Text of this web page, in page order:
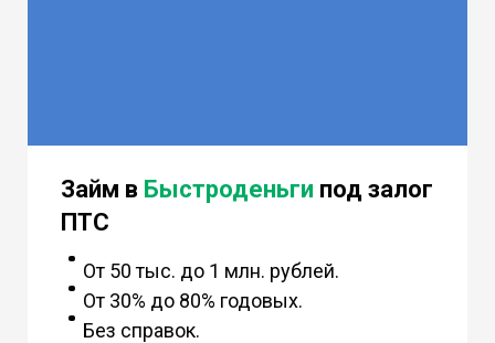
Займ в Быстроденьги под залог
ПТС
От 50 тыс. до 1 млн. рублей.
От 30% до 80% годовых.
Без справок.